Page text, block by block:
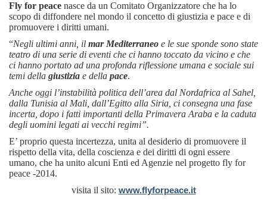
Fly for peace nasce da un Comitato Organizzatore che ha lo
scopo di diffondere nel mondo il concetto di giustizia e pace e di
promuovere i diritti umani.
“Negli ultimi anni, il mar Mediterraneo e le sue sponde sono state
teatro di una serie di eventi che ci hanno toccato da vicino e che
ci hanno portato ad una profonda riflessione umana e sociale sui
temi della giustizia e della pace.
Anche oggi l’instabilità politica dell’area dal Nordafrica al Sahel,
dalla Tunisia al Mali, dall’Egitto alla Siria, ci consegna una fase
incerta, dopo i fatti importanti della Primavera Araba e la caduta
degli uomini legati ai vecchi regimi”.
E’ proprio questa incertezza, unita al desiderio di promuovere il
rispetto della vita, della coscienza e dei diritti di ogni essere
umano, che ha unito alcuni Enti ed Agenzie nel progetto fly for
peace -2014.
visita il sito: www.flyforpeace.it